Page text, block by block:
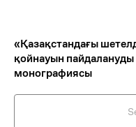
«Қазақстандағы
қойнауын
монографиясы